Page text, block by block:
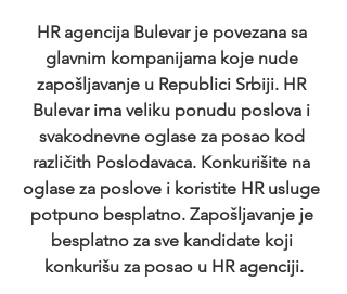
HR agencija Bulevar je povezana sa
glavnim kompanijama koje nude
zapošljavanje u Republici Srbiji. HR
Bulevar ima veliku ponudu poslova i
svakodnevne oglase za posao kod
različith Poslodavaca. Konkurišite na
oglase za poslove i koristite HR usluge
potpuno besplatno. Zapošljavanje je
besplatno za sve kandidate koji
konkurišu za posao u HR agenciji.